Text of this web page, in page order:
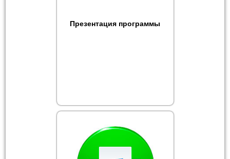
Презентация программы